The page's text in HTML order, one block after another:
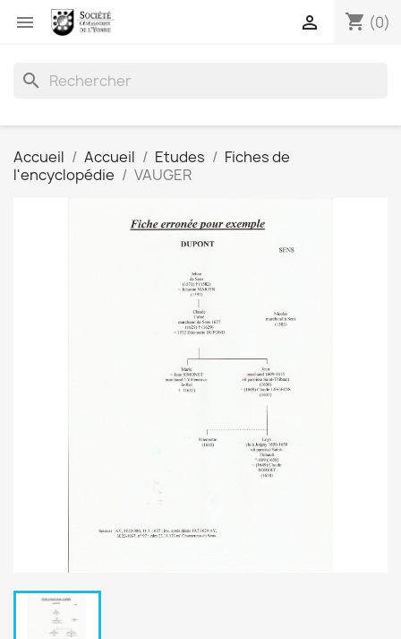
 shopping_cart (0)

search
Accueil Accueil Etudes
Fiches de
l'encyclopédie
VAUGER